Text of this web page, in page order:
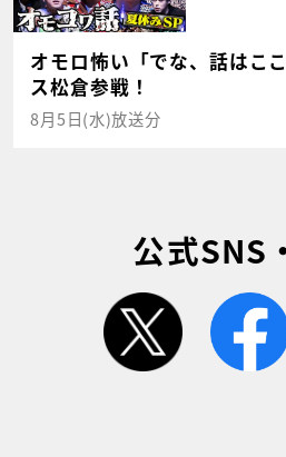
オモロ怖い「でな、話はこ
ス松倉参戦！
8月5日(水)放送分
公式SNS
twitter